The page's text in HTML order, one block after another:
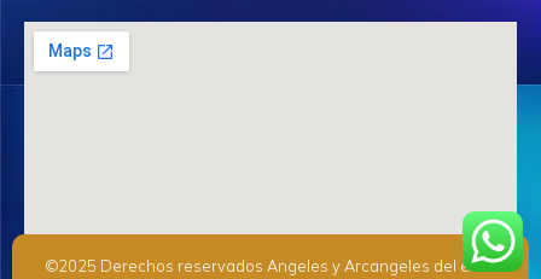
©2025 Derechos reservados Angeles y Arcangeles del exito